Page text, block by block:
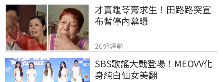
才賣龜苓膏求生！田路路突宣
布暫停內幕曝
26分鐘前
SBS歌謠大戰登場！MEOVV化
身純白仙女美翻